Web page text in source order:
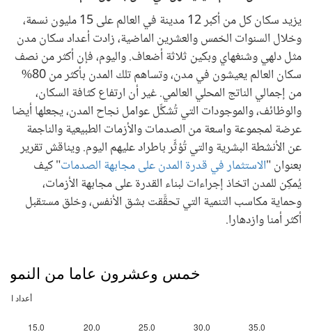
يزيد سكان كل من أكبر 12 مدينة في العالم على 15 مليون نسمة،
وخلال السنوات الخمس والعشرين الماضية، زادت أعداد سكان مدن
مثل دلهي وشنغهاي وبكين ثلاثة أضعاف. واليوم، فإن أكثر من نصف
سكان العالم يعيشون في مدن، وتساهم تلك المدن بأكثر من 80%
من إجمالي الناتج المحلي العالمي. غير أن ارتفاع كثافة السكان،
والوظائف، والموجودات التي تُشكِّل عوامل نجاح المدن، يجعلها أيضا
عرضة لمجموعة واسعة من الصدمات والأزمات الطبيعية والناجمة
عن الأنشطة البشرية والتي تُؤثِّر باطراد عليهم اليوم. ويناقش تقرير
بعنوان "الاستثمار في قدرة المدن على مجابهة الصدمات" كيف
يُمكِن للمدن اتخاذ إجراءات لبناء القدرة على مجابهة الأزمات،
وحماية مكاسب التنمية التي تحقَّقت بشق الأنفس، وخلق مستقبل
أكثر أمنا وازدهارا.